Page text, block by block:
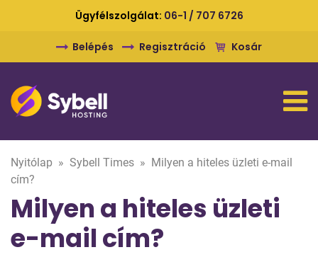
Ügyfélszolgálat: 06-1 / 707 6726
Belépés Regisztráció Kosár
Nyitólap » Sybell Times » Milyen a hiteles üzleti e-mail
cím?
Milyen a hiteles üzleti
e-mail cím?